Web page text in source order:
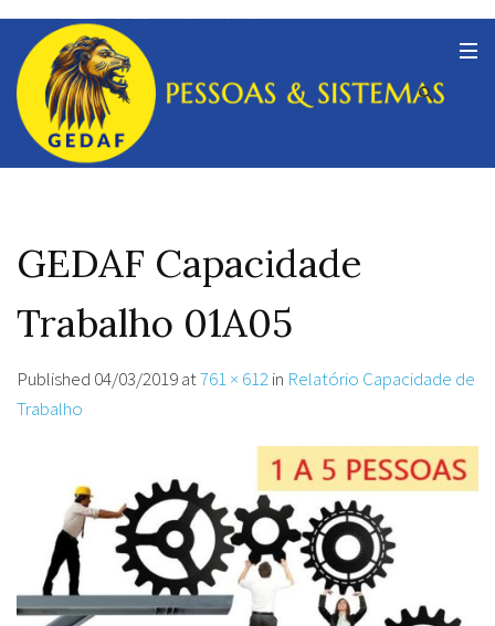
GEDAF Capacidade
Trabalho 01A05
Published 04/03/2019at761 × 612in Relatório Capacidade de
Trabalho